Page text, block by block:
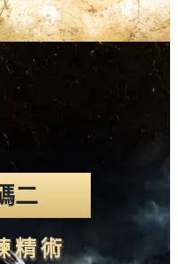
貧瘠
展現
造
含
食
千年
。
維生素
維持體力
二
精術